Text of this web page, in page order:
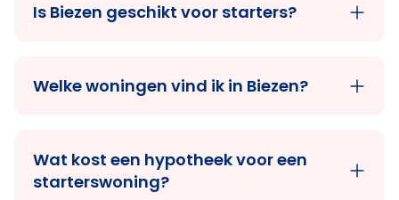
Is Biezen geschikt voor starters?
Welke woningen vind ik in Biezen?
Wat kost een hypotheek voor een
starterswoning?